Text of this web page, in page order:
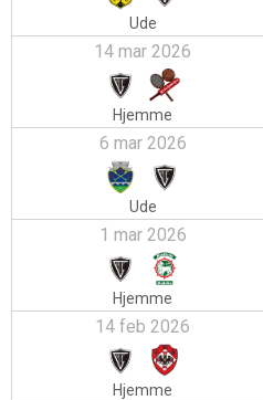
Ude
14 mar 2026
Hjemme
6 mar 2026
Ude
1 mar 2026
Hjemme
14 feb 2026
Hjemme